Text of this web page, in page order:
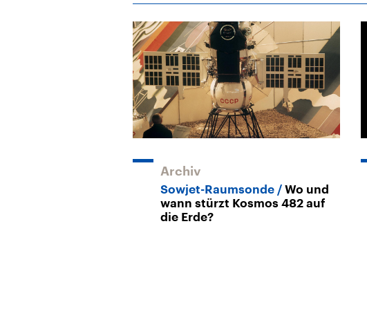
Archiv
Sowjet-Raumsonde
Wo und
wann stürzt Kosmos 482 auf
die Erde?